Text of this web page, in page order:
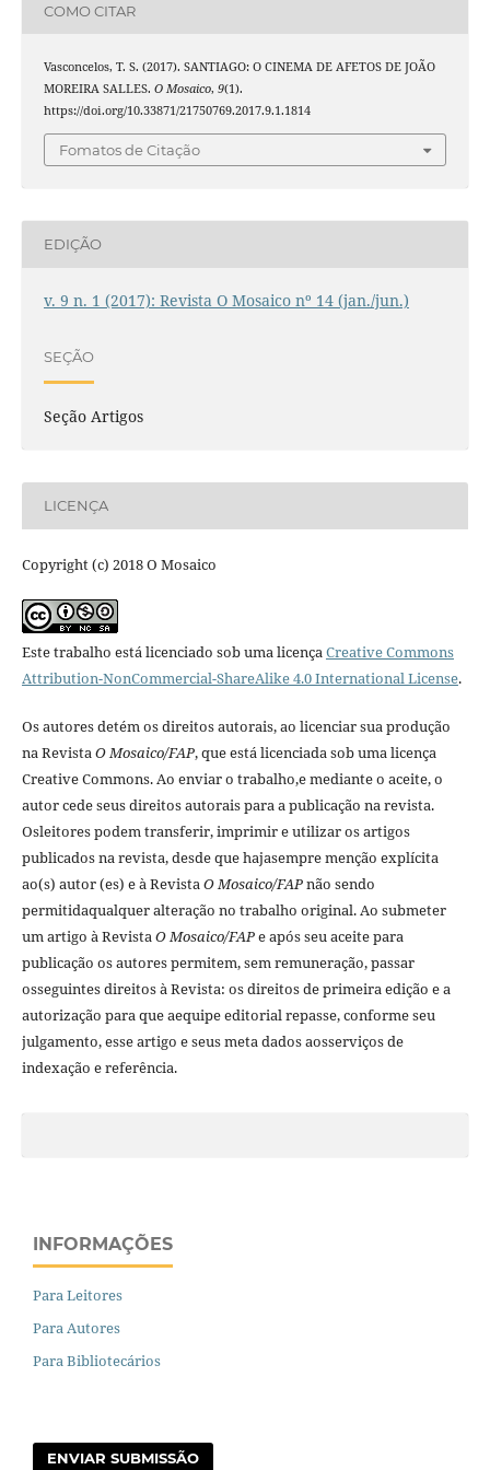
COMO CITAR
Vasconcelos, T. S. (2017). SANTIAGO: O CINEMA DE AFETOS DE JOÃO
MOREIRA SALLES. O Mosaico, 9(1).
https://doi.org/10.33871/21750769.2017.9.1.1814
Fomatos de Citação
EDIÇÃO
v. 9 n. 1 (2017): Revista O Mosaico nº 14 (jan./jun.)
SEÇÃO
Seção Artigos
LICENÇA
Copyright (c) 2018 O Mosaico
Este trabalho está licenciado sob uma licençaCreative Commons
Attribution-NonCommercial-ShareAlike 4.0 International License.
Os autores detém os direitos autorais, ao licenciar sua produção
na RevistaO Mosaico/FAP, que está licenciada sob uma licença
Creative Commons. Ao enviar o trabalho,e mediante o aceite, o
autor cede seus direitos autorais para a publicação na revista.
Osleitores podem transferir, imprimir e utilizar os artigos
publicados na revista, desde que hajasempre menção explí­cita
ao(s) autor (es) e à RevistaO Mosaico/FAPnão sendo
permitidaqualquer alteração no trabalho original. Ao submeter
um artigo à RevistaO Mosaico/FAPe após seu aceite para
publicação os autores permitem, sem remuneração, passar
osseguintes direitos à Revista: os direitos de primeira edição e a
autorização para que aequipe editorial repasse, conforme seu
julgamento, esse artigo e seus meta dados aosserviços de
indexação e referência.
INFORMAÇÕES
Para Leitores
Para Autores
Para Bibliotecários
ENVIAR SUBMISSÃO